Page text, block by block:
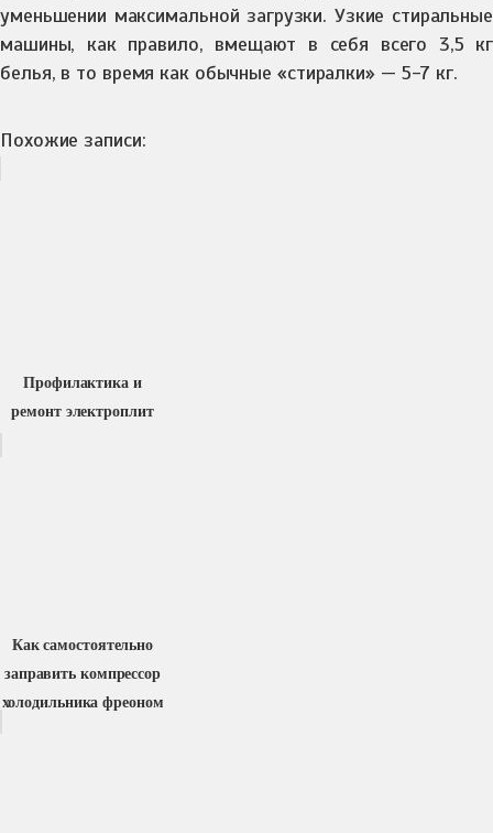
уменьшении максимальной загрузки. Узкие стиральные
машины, как правило, вмещают в себя всего 3,5 кг
белья, в то время как обычные «стиралки» — 5-7 кг.
Похожие записи:
Профилактика и
ремонт электроплит
Как самостоятельно
заправить компрессор
холодильника фреоном